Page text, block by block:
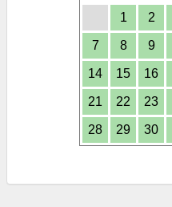
1 2
7 8 9
14 15 16
21 22 23
28 29 30